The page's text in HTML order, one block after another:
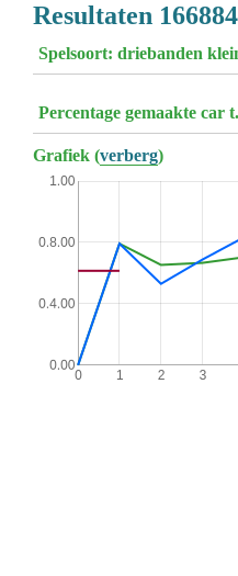
Resultaten
Spelsoort: driebanden
Percentage gemaakte car
Grafiek (verberg)